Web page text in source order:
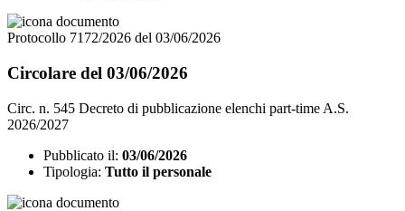
Protocollo 7172/2026 del 03/06/2026
Circolare del 03/06/2026
Circ. n. 545 Decreto di pubblicazione elenchi part-time A.S.
2026/2027
Pubblicato il: 03/06/2026
Tipologia: Tutto il personale